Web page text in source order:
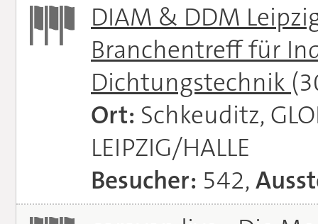
DIAM & DDM
Branchentreff für
Dichtungstechnik
Ort: Schkeuditz,
LEIPZIG/HALLE
Besucher: 542,